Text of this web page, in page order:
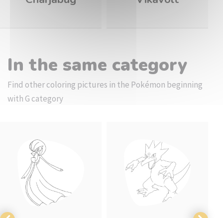
In the same category
Find other coloring pictures in the Pokémon beginning
with G category